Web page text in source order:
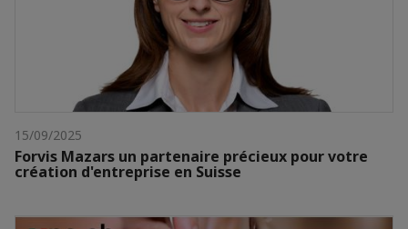
15/09/2025
Forvis Mazars un partenaire précieux pour votre
création d'entreprise en Suisse